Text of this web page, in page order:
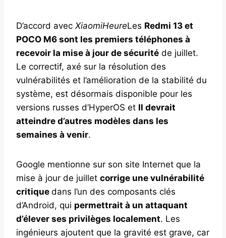
D’accord avec XiaomiHeureLes Redmi 13 et
POCO M6 sont les premiers téléphones à
recevoir la mise à jour de sécurité de juillet.
Le correctif, axé sur la résolution des
vulnérabilités et l’amélioration de la stabilité du
système, est désormais disponible pour les
versions russes d’HyperOS et Il devrait
atteindre d’autres modèles dans les
semaines à venir.
Google mentionne sur son site Internet que la
mise à jour de juillet corrige une vulnérabilité
critique dans l’un des composants clés
d’Android, qui permettrait à un attaquant
d’élever ses privilèges localement. Les
ingénieurs ajoutent que la gravité est grave, car